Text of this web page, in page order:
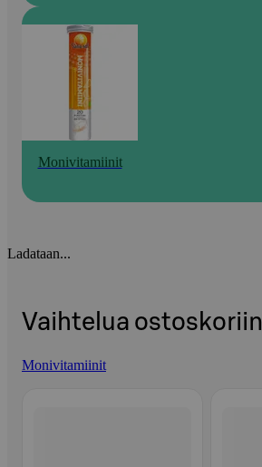
Monivitamiinit
Ladataan...
Vaihtelua ostoskoriin
Monivitamiinit